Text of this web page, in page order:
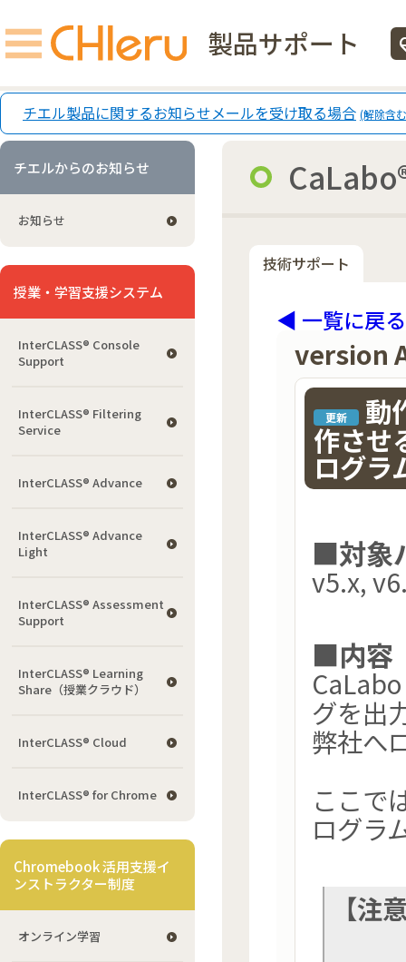
製品サポート
チエル製品に関するお知らせメールを受け取る場合 (解除含
チエルからのお知らせ
お知らせ
授業・学習支援システム
InterCLASS®︎ Console
Support
InterCLASS®︎ Filtering
Service
InterCLASS® Advance
InterCLASS® Advance
Light
InterCLASS®︎ Assessment
Support
InterCLASS® Learning
Share（授業クラウド）
InterCLASS® Cloud
InterCLASS®︎ for Chrome
Chromebook 活用支援イ
ンストラクター制度
オンライン学習
技術サポート
◀ 一覧に戻る
version
更新 動
作させ
ログラ
■対象
v5.x,
■内容
グを出
弊社へ
ここで
ログラ
【注